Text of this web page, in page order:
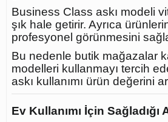
Business Class askı modeli
şık hale getirir. Ayrıca
profesyonel görünmesini
Bu nedenle butik mağazalar
modelleri kullanmayı tercih
askı kullanımı ürün değerini
Ev Kullanımı İçin Sağladığı